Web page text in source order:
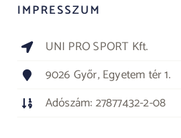
IMPRESSZUM
UNI PRO SPORT Kft.
9026 Győr, Egyetem tér 1.
Adószám: 27877432-2-08